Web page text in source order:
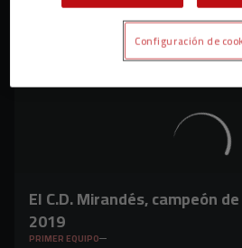
El C.D. Mirandés, campeón
2019
PRIMER EQUIPO
Configuración de